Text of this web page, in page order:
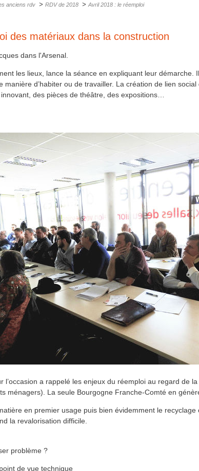
anciens rdv > RDV de 2018 >Avril 2018 : le réemploi
des matériaux dans la construction
dans l'Arsenal.
les lieux, lance la séance en expliquant leur démarche.
d’habiter ou de travailler. La création de lien
des pièces de théâtre, des expositions…
l’occasion a rappelé les enjeux du réemploi au regard de
ménagers). La seule Bourgogne Franche-Comté en
en premier usage puis bien évidemment le
la revalorisation difficile.
problème ?
de vue technique